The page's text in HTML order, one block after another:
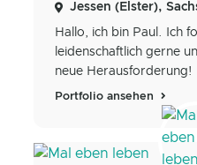
Jessen (Elster),
Hallo, ich bin Paul. Ich
leidenschaftlich gerne
neue Herausforderung!
Portfolio ansehen